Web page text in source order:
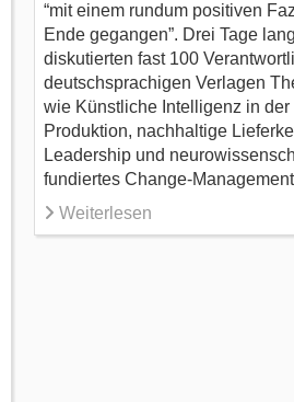
“mit einem rundum positiven
Ende gegangen”. Drei Tage lang
diskutierten fast 100
deutschsprachigen Verlagen
wie Künstliche Intelligenz in der
Produktion, nachhaltige
Leadership und
fundiertes Change-
Weiterlesen